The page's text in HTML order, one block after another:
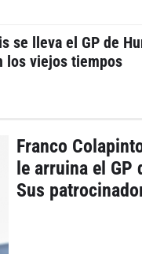
se lleva el GP de
los viejos tiempos
Franco
le arruina el GP
Sus